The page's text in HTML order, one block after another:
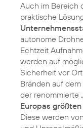
Auch im Bereich
praktische
autonome
Echtzeit
werden auf
Sicherheit vor
Bränden auf
der renommierte
Europas
Diese werden